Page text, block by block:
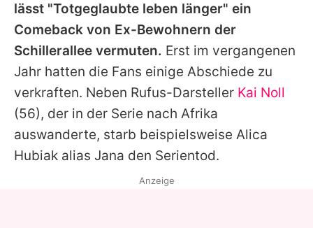
lässt "Totgeglaubte leben länger" ein
Comeback von Ex-Bewohnern der
Schillerallee vermuten. Erst im vergangenen
Jahr hatten die Fans einige Abschiede zu
verkraften. Neben Rufus-Darsteller Kai Noll
(56), der in der Serie nach Afrika
auswanderte, starb beispielsweise Alica
Hubiak alias Jana den Serientod.
Anzeige